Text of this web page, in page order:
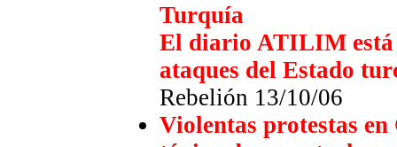
Turquía
El diario ATILIM está
ataques del Estado
Rebelión 13/10/06
Violentas protestas